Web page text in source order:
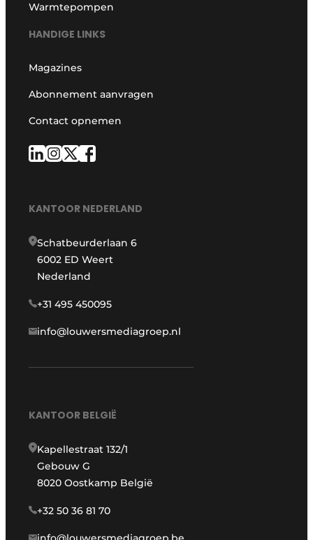
Warmtepompen
HANDIGE LINKS
Magazines
Abonnement aanvragen
Contact opnemen
KANTOOR NEDERLAND
Schatbeurderlaan 6
6002 ED Weert
Nederland
+31 495 450095
info@louwersmediagroep.nl
KANTOOR BELGIË
Kapellestraat 132/1
Gebouw G
8020 Oostkamp België
+32 50 36 81 70